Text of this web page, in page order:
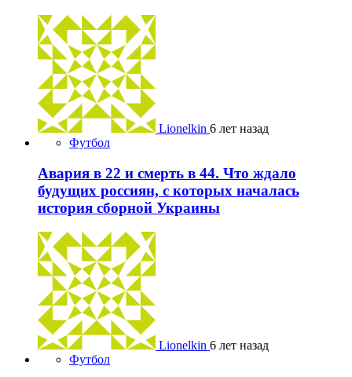
Lionelkin 6 лет назад
Футбол
Авария в 22 и смерть в 44. Что ждало
будущих россиян, с которых началась
история сборной Украины
Lionelkin 6 лет назад
Футбол